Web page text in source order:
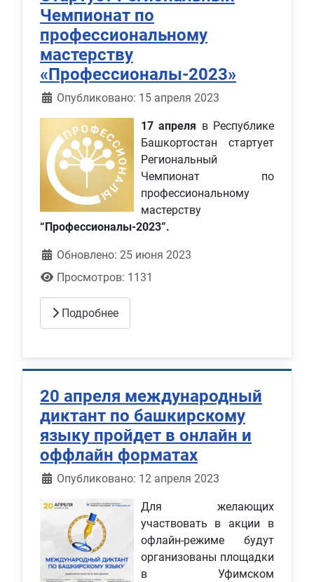
Чемпионат по
профессиональному
мастерству
«Профессионалы-2023»
Информация о материале
Опубликовано: 15 апреля 2023
17 апреля в Республике
Башкортостан стартует
Региональный
Чемпионат по
профессиональному
мастерству
“Профессионалы-2023”.
Обновлено: 25 июня 2023
Просмотров: 1131
Подробнее
20 апреля международный
диктант по башкирскому
языку пройдет в онлайн и
оффлайн форматах
Информация о материале
Опубликовано: 12 апреля 2023
Для желающих
участвовать в акции в
офлайн-режиме будут
организованы площадки
в Уфимском